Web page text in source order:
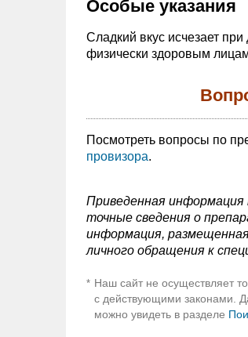
Особые указания
Сладкий вкус исчезает
физически здоровым
Посмотреть вопросы по
провизора.
Приведенная информация
точные сведения о
информация,
личного обращения к
* Наш сайт не осуществляет
с действующими законами.
можно увидеть в разделе